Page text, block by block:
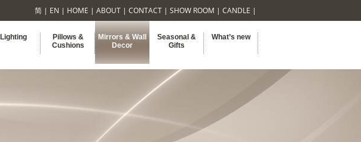
HOME | ABOUT | CONTACT | SHOW ROOM | CANDLE |
简 | EN |
Lighting
Pillows &
Cushions
Mirrors & Wall
Decor
Seasonal &
Gifts
What’s new